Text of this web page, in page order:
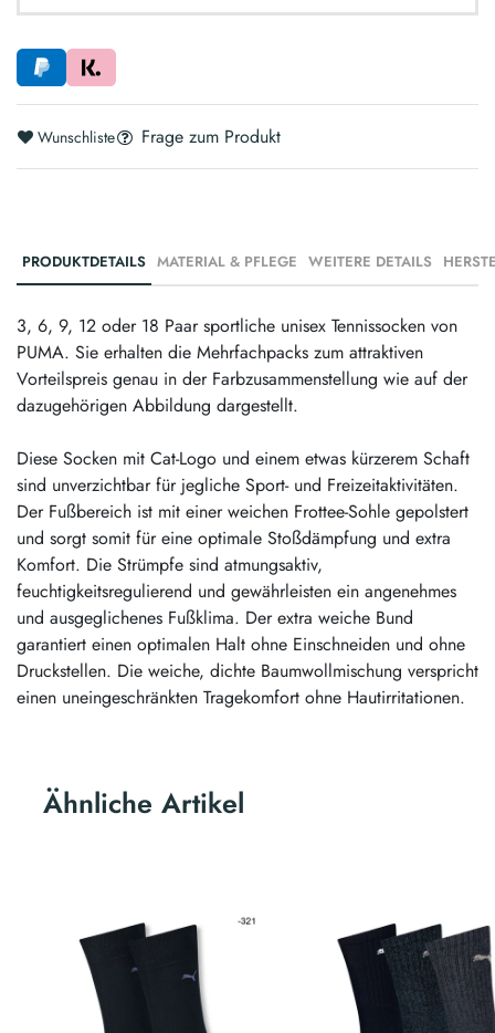
Wunschliste Frage zum Produkt
PRODUKTDETAILS MATERIAL & PFLEGE WEITERE DETAILS
3, 6, 9, 12 oder 18 Paar sportliche unisex Tennissocken von
PUMA. Sie erhalten die Mehrfachpacks zum attraktiven
Vorteilspreis genau in der Farbzusammenstellung wie auf der
dazugehörigen Abbildung dargestellt.
Diese Socken mit Cat-Logo und einem etwas kürzerem Schaft
sind unverzichtbar für jegliche Sport- und Freizeitaktivitäten.
Der Fußbereich ist mit einer weichen Frottee-Sohle gepolstert
und sorgt somit für eine optimale Stoßdämpfung und extra
Komfort. Die Strümpfe sind atmungsaktiv,
feuchtigkeitsregulierend und gewährleisten ein angenehmes
und ausgeglichenes Fußklima. Der extra weiche Bund
garantiert einen optimalen Halt ohne Einschneiden und ohne
Druckstellen. Die weiche, dichte Baumwollmischung verspricht
einen uneingeschränkten Tragekomfort ohne Hautirritationen.
Ähnliche Artikel